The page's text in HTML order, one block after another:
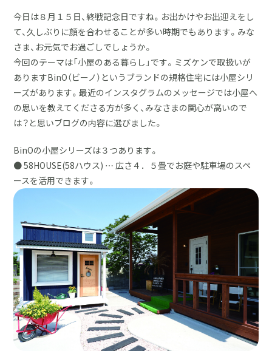
今日は８月１５日、終戦記念日ですね。お出かけやお出迎えをし
て、久しぶりに顔を合わせることが多い時期でもあります。みな
さま、お元気でお過ごしでしょうか。
今回のテーマは「小屋のある暮らし」です。ミズケンで取扱いが
ありますBinO（ビーノ）というブランドの規格住宅には小屋シリ
ーズがあります。最近のインスタグラムのメッセージでは小屋へ
の思いを教えてくださる方が多く、みなさまの関心が高いので
は？と思いブログの内容に選びました。
BinOの小屋シリーズは３つあります。
● 58HOUSE(58ハウス) … 広さ４．５畳でお庭や駐車場のスペ
ースを活用できます。